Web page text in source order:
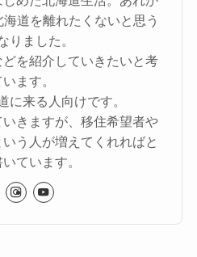
道を離れたくないと思う
りました。
を紹介していきたいと考
ます。
に来る人向けです。
きますが、移住希望者や
う人が増えてくれればと
ています。